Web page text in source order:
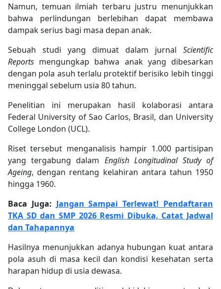
Namun, temuan ilmiah terbaru justru menunjukkan
bahwa perlindungan berlebihan dapat membawa
dampak serius bagi masa depan anak.
Sebuah studi yang dimuat dalam jurnal Scientific
Reports mengungkap bahwa anak yang dibesarkan
dengan pola asuh terlalu protektif berisiko lebih tinggi
meninggal sebelum usia 80 tahun.
Penelitian ini merupakan hasil kolaborasi antara
Federal University of Sao Carlos, Brasil, dan University
College London (UCL).
Riset tersebut menganalisis hampir 1.000 partisipan
yang tergabung dalam English Longitudinal Study of
Ageing, dengan rentang kelahiran antara tahun 1950
hingga 1960.
Baca Juga: Jangan Sampai Terlewat! Pendaftaran
TKA SD dan SMP 2026 Resmi Dibuka, Catat Jadwal
dan Tahapannya
Hasilnya menunjukkan adanya hubungan kuat antara
pola asuh di masa kecil dan kondisi kesehatan serta
harapan hidup di usia dewasa.